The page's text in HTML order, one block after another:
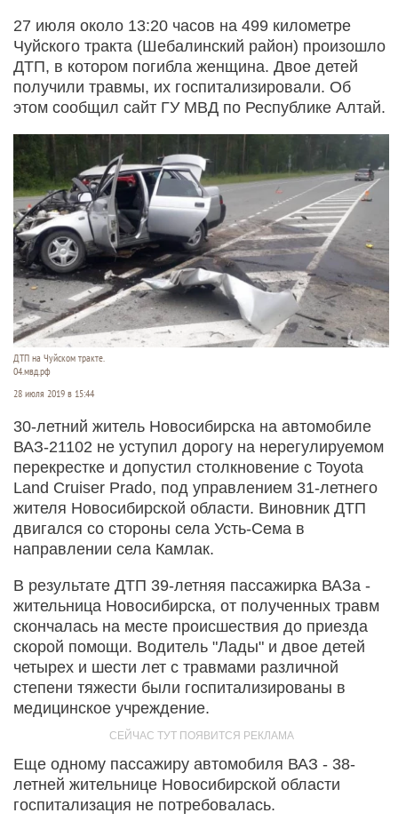
27 июля около 13:20 часов на 499 километре
Чуйского тракта (Шебалинский район) произошло
ДТП, в котором погибла женщина. Двое детей
получили травмы, их госпитализировали. Об
этом сообщил сайт ГУ МВД по Республике Алтай.
ДТП на Чуйском тракте.
04.мвд.рф
28 июля 2019 в 15:44
30-летний житель Новосибирска на автомобиле
ВАЗ-21102 не уступил дорогу на нерегулируемом
перекрестке и допустил столкновение с Toyota
Land Cruiser Prado, под управлением 31-летнего
жителя Новосибирской области. Виновник ДТП
двигался со стороны села Усть-Сема в
направлении села Камлак.
В результате ДТП 39-летняя пассажирка ВАЗа -
жительница Новосибирска, от полученных травм
скончалась на месте происшествия до приезда
скорой помощи. Водитель "Лады" и двое детей
четырех и шести лет с травмами различной
степени тяжести были госпитализированы в
медицинское учреждение.
Еще одному пассажиру автомобиля ВАЗ - 38-
летней жительнице Новосибирской области
госпитализация не потребовалась.